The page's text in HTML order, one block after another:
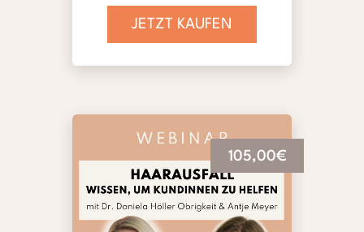
JETZT KAUFEN
105,00€